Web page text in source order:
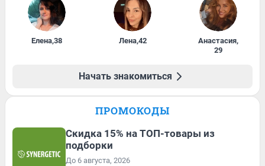
Елена,38 Лена,42 Анастасия,
29
Начать знакомиться
ПРОМОКОДЫ
Скидка 15% на ТОП-товары из
подборки
До 6 августа, 2026